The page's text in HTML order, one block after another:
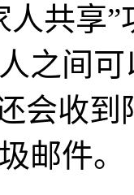
共享”
之间
会收
邮件。